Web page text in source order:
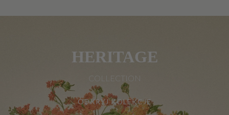
HERITAGE
COLLECTION
ODKRYJ KOLEKCJĘ